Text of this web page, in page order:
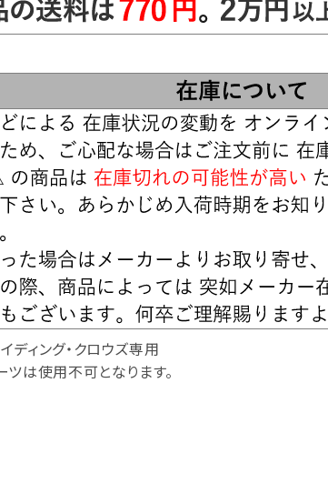
ディング・クロウズ専用
は使用不可となります。